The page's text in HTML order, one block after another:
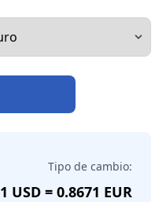
Tipo de cambio:
1 USD = 0.8671 EUR